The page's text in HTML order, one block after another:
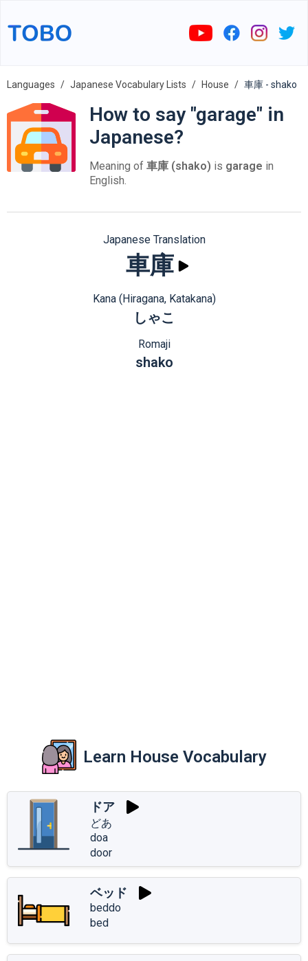
Languages Japanese Vocabulary Lists House 車庫 - shako
How to say "garage" in
Japanese?
Meaning of 車庫 (shako) is garage in
English.
Japanese Translation
車庫
Kana (Hiragana, Katakana)
しゃこ
Romaji
shako
Learn House Vocabulary
ドア
どあ
doa
door
ベッド
beddo
bed